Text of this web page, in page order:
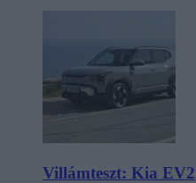
Villámteszt: Kia EV2